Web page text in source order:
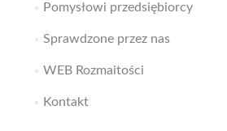
Pomysłowi przedsiębiorcy
Sprawdzone przez nas
WEB Rozmaitości
Kontakt